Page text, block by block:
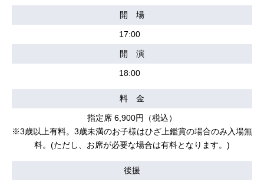
開 場
17:00
開 演
18:00
料 金
指定席 6,900円（税込）
※3歳以上有料。3歳未満のお子様はひざ上鑑賞の場合のみ入場無
料。(ただし、お席が必要な場合は有料となります。)
後援